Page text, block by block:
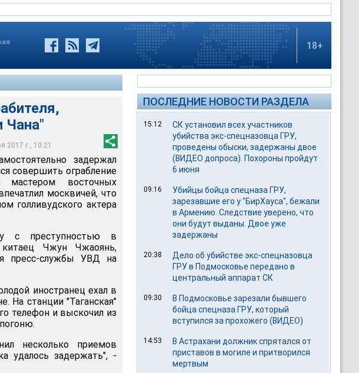
18+
Чана"
2017 г., 10:21
в отдел
задержал
совершить ограбление
восточных
москвичей, что
голливудского актера
с преступностью в
китаец Чжун Чжаоянь,
пресс-службы УВД на
иностранец ехал в
На станции "Таганская"
телефон и выскочил из
несколько приемов
удалось задержать", -
ПОСЛЕДНИЕ НОВОСТИ РАЗДЕЛА
15:12
СК установил всех участников
убийства экс-спецназовца ГРУ,
проведены обыски, задержаны двое
(ВИДЕО допроса). Похороны пройдут
6 июня
09:16
Убийцы бойца спецназа ГРУ,
зарезавшие его у "БирХауса", бежали
в Армению. Следствие уверено, что
они будут выданы. Двое уже
задержаны
20:38
Дело об убийстве экс-спецназовца
ГРУ в Подмосковье передано в
центральный аппарат СК
09:30
В Подмосковье зарезали бывшего
бойца спецназа ГРУ, который
вступился за прохожего (ВИДЕО)
14:53
В Астрахани должник спрятался от
приставов в могиле и притворился
мертвым